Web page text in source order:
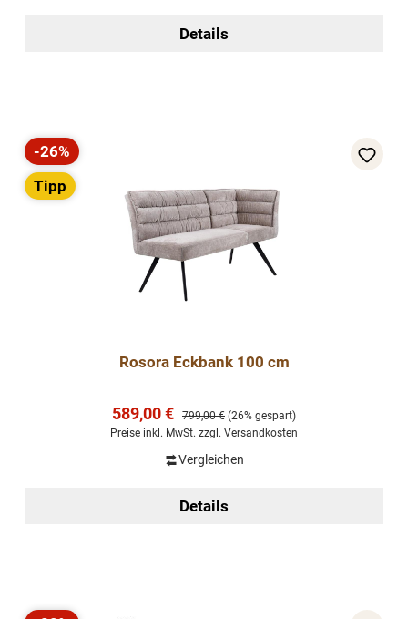
Details
Rabatt
-26%
Tipp
Rosora Eckbank 100 cm
Verkaufspreis:
589,00 € Regulärer Preis:
799,00 € (26% gespart)
Preise inkl. MwSt. zzgl. Versandkosten
Vergleichen
Details